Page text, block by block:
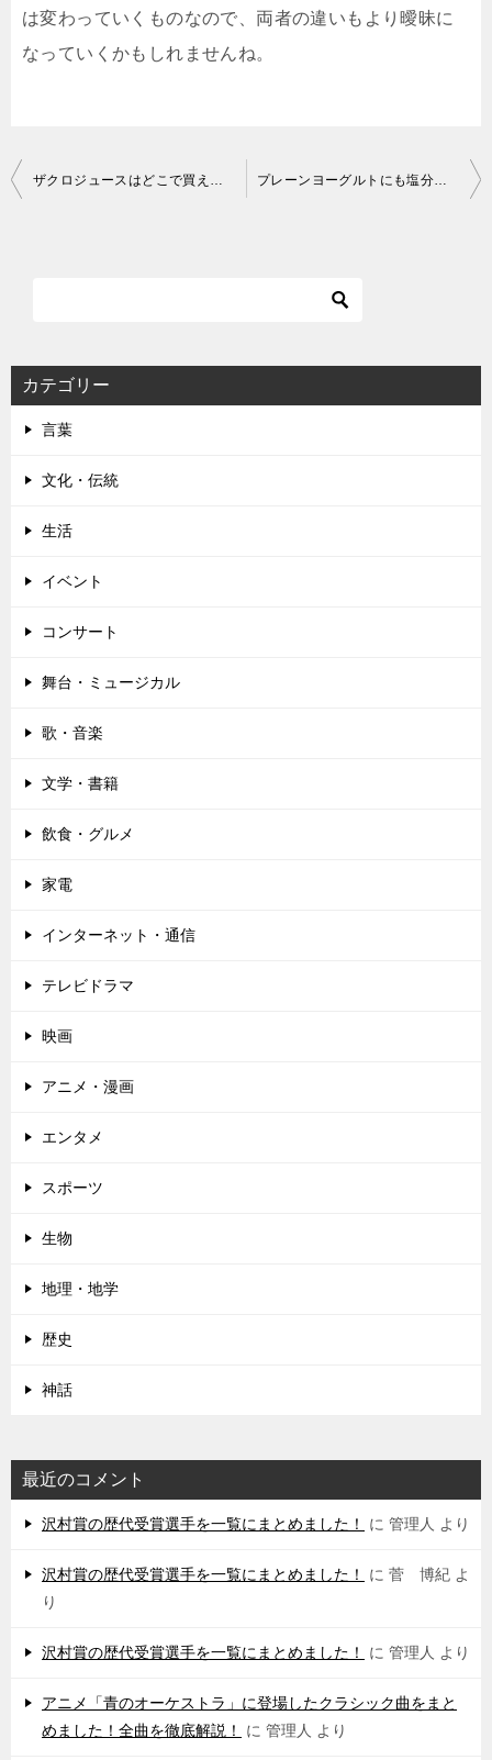
は変わっていくものなので、両者の違いもより曖昧に
なっていくかもしれませんね。
投
シ
ョ
ザクロジュースはどこで買える？お店によって取り扱いが異なります！ プレーンヨーグルトにも塩分が含まれている？1日の食事に影響はない？
カテゴリー
言葉
文化・伝統
生活
イベント
コンサート
舞台・ミュージカル
歌・音楽
文学・書籍
飲食・グルメ
家電
インターネット・通信
テレビドラマ
映画
アニメ・漫画
エンタメ
スポーツ
生物
地理・地学
歴史
神話
最近のコメント
沢村賞の歴代受賞選手を一覧にまとめました！ に 管理人 より
沢村賞の歴代受賞選手を一覧にまとめました！ に 菅 博紀 よ
り
沢村賞の歴代受賞選手を一覧にまとめました！ に 管理人 より
アニメ「青のオーケストラ」に登場したクラシック曲をまと
めました！全曲を徹底解説！
に 管理人 より